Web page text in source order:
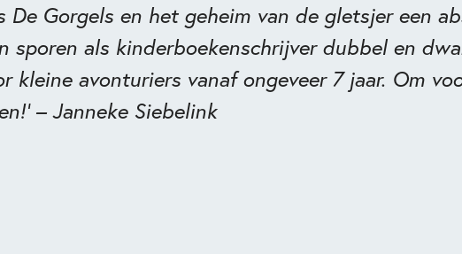
De Gorgels en het geheim van de gletsjereen
sporen als kinderboekenschrijver dubbel en
kleine avonturiers vanaf ongeveer 7 jaar. Om
– Janneke Siebelink